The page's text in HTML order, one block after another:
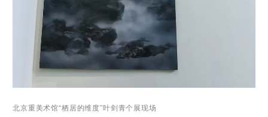
北京重美术馆“栖居的维度”叶剑青个展现场